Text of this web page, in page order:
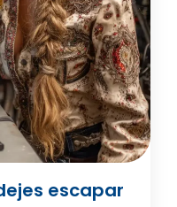
escapar